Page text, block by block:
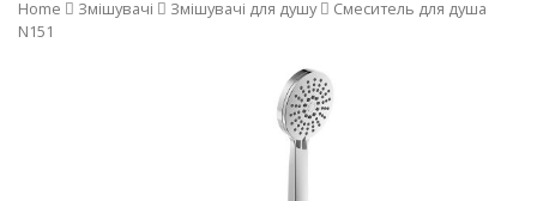
Home Змішувачі Змішувачі для душу
Смеситель для душа
N151